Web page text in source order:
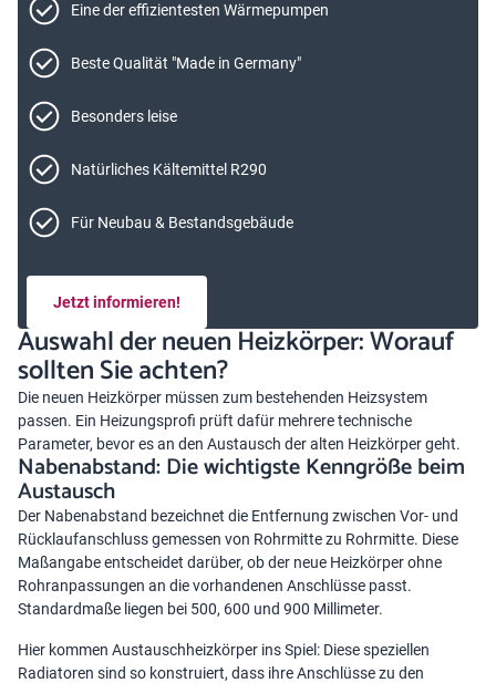
Eine der effizientesten Wärmepumpen
Beste Qualität "Made in Germany"
Besonders leise
Natürliches Kältemittel R290
Für Neubau & Bestandsgebäude
Jetzt informieren!
Auswahl der neuen Heizkörper: Worauf
sollten Sie achten?
Die neuen Heizkörper müssen zum bestehenden Heizsystem
passen. Ein Heizungsprofi prüft dafür mehrere technische
Parameter, bevor es an den Austausch der alten Heizkörper geht.
Nabenabstand: Die wichtigste Kenngröße beim
Austausch
Der Nabenabstand bezeichnet die Entfernung zwischen Vor- und
Rücklaufanschluss gemessen von Rohrmitte zu Rohrmitte. Diese
Maßangabe entscheidet darüber, ob der neue Heizkörper ohne
Rohranpassungen an die vorhandenen Anschlüsse passt.
Standardmaße liegen bei 500, 600 und 900 Millimeter.
Hier kommen Austauschheizkörper ins Spiel: Diese speziellen
Radiatoren sind so konstruiert, dass ihre Anschlüsse zu den